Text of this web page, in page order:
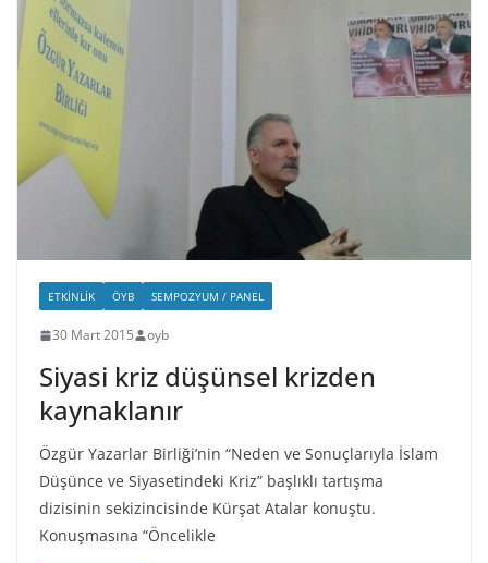
ETKINLIK ÖYB SEMPOZYUM / PANEL
30 Mart 2015 oyb
Siyasi kriz düşünsel krizden
kaynaklanır
Özgür Yazarlar Birliği’nin “Neden ve Sonuçlarıyla İslam
Düşünce ve Siyasetindeki Kriz” başlıklı tartışma
dizisinin sekizincisinde Kürşat Atalar konuştu.
Konuşmasına “Öncelikle